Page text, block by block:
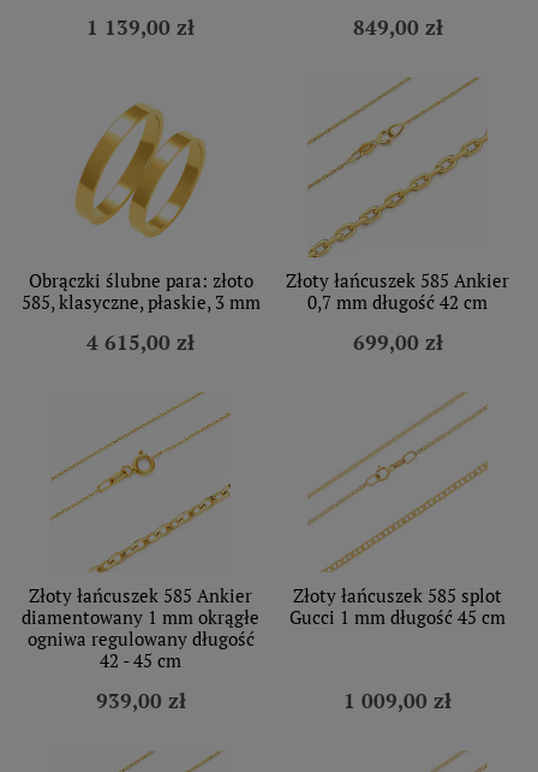
1 139,00 zł 849,00 zł
Obrączki ślubne para: złoto
585, klasyczne, płaskie, 3 mm
4 615,00 zł
Złoty łańcuszek 585 Ankier
0,7 mm długość 42 cm
699,00 zł
Złoty łańcuszek 585 Ankier
diamentowany 1 mm okrągłe
ogniwa regulowany długość
42 - 45 cm
939,00 zł
Złoty łańcuszek 585 splot
Gucci 1 mm długość 45 cm
1 009,00 zł